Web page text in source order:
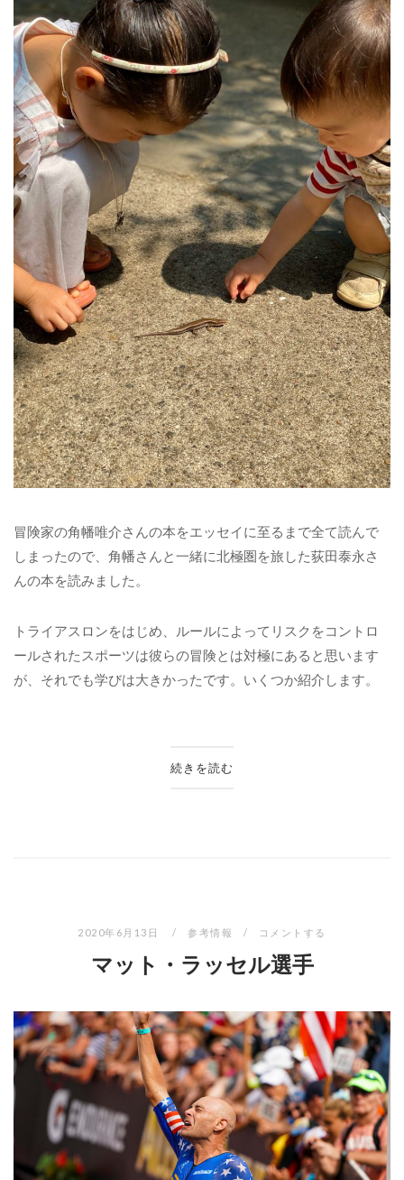
冒険家の角幡唯介さんの本をエッセイに至るまで全て読んで
しまったので、角幡さんと一緒に北極圏を旅した荻田泰永さ
んの本を読みました。
トライアスロンをはじめ、ルールによってリスクをコントロ
ールされたスポーツは彼らの冒険とは対極にあると思います
が、それでも学びは大きかったです。いくつか紹介します。
続きを読む
2020年6月13日 参考情報 コメントする
マット・ラッセル選手